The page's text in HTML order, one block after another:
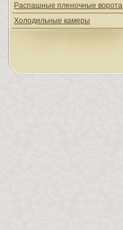
Распашные пленочные ворота
Холодильные камеры